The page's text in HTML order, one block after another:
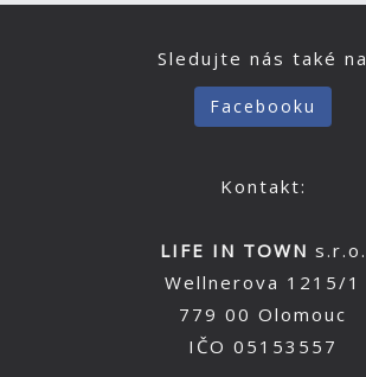
Sledujte nás také na
Facebooku
Kontakt:
LIFE IN TOWN s.r.o.
Wellnerova 1215/1
779 00 Olomouc
IČO 05153557